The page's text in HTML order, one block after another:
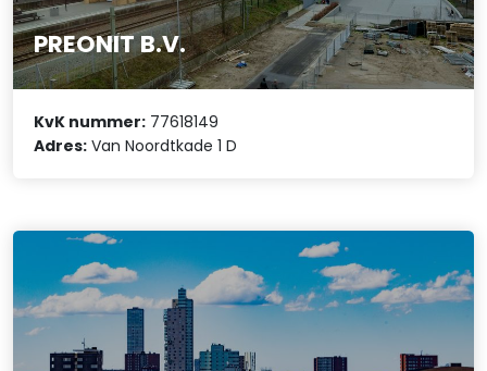
PREONIT B.V.
KvK nummer: 77618149
Adres: Van Noordtkade 1 D